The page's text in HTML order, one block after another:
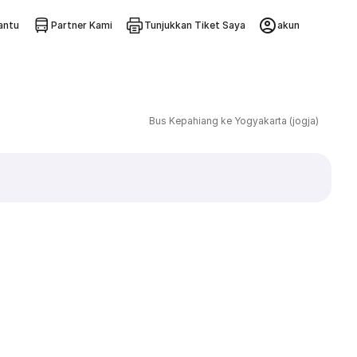
Partner Kami Tunjukkan Tiket Saya akun
Bus Kepahiang ke Yogyakarta (jogja)